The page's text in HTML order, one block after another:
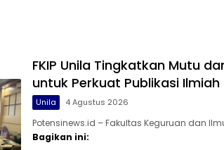
FKIP Unila Tingkatkan Mutu
untuk Perkuat Publikasi Ilmiah
Unila 4 Agustus 2026
Potensinews.id – Fakultas Keguruan dan
Bagikan ini: